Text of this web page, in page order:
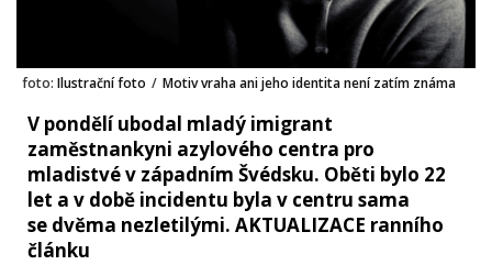
foto: Ilustrační foto / Motiv vraha ani jeho identita není zatím známa
V pondělí ubodal mladý imigrant
zaměstnankyni azylového centra pro
mladistvé v západním Švédsku. Oběti bylo 22
let a v době incidentu byla v centru sama
se dvěma nezletilými. AKTUALIZACE ranního
článku